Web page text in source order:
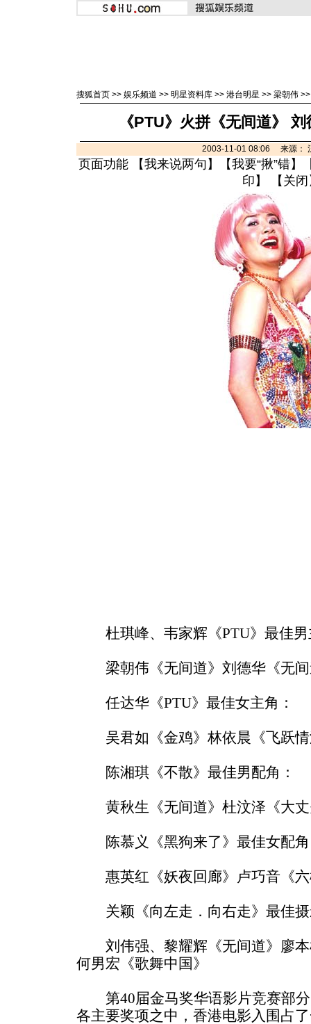
搜狐首页 >> 娱乐频道 >> 明星资料库 >> 港台明星 >> 梁朝伟
《PTU》火拼《无间道》
2003-11-01 08:06 来源：
页面功能 【我来说两句 】【我要“揪”错】
印 】 【 关闭
杜琪峰、韦家辉《PTU》最佳男
梁朝伟《无间道》刘德华《无间
任达华《PTU》最佳女主角：
吴君如《金鸡》林依晨《飞跃情
陈湘琪《不散》最佳男配角：
黄秋生《无间道》杜汶泽《大丈
陈慕义《黑狗来了》最佳女配角
惠英红《妖夜回廊》卢巧音《六
关颖《向左走．向右走》最佳摄
刘伟强、黎耀辉《无间道》廖本
何男宏《歌舞中国》
第40届金马奖华语影片竞赛部分
各主要奖项之中，香港电影入围占